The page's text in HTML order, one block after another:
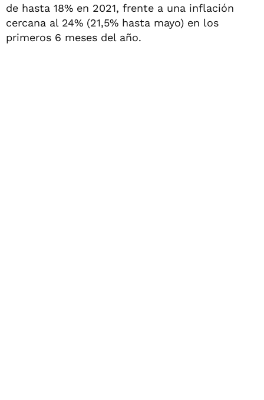
de hasta 18% en 2021, frente a una inflación
cercana al 24% (21,5% hasta mayo) en los
primeros 6 meses del año.